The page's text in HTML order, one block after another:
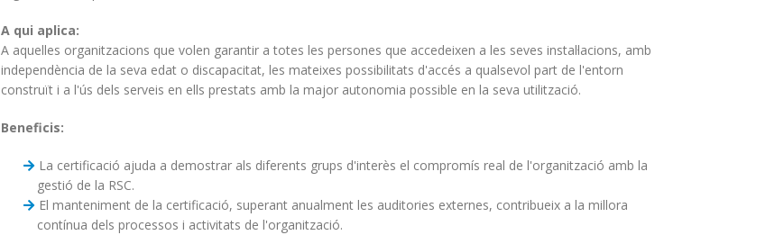
A qui aplica:
A aquelles organitzacions que volen garantir a totes les persones que accedeixen a les seves instal·lacions, amb
independència de la seva edat o discapacitat, les mateixes possibilitats d'accés a qualsevol part de l'entorn
construït i a l'ús dels serveis en ells prestats amb la major autonomia possible en la seva utilització.
Beneficis:
La certificació ajuda a demostrar als diferents grups d'interès el compromís real de l'organització amb la
gestió de la RSC.
El manteniment de la certificació, superant anualment les auditories externes, contribueix a la millora
contínua dels processos i activitats de l'organització.